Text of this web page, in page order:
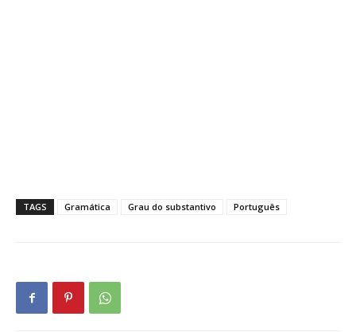
TAGS Gramática Grau do substantivo Português